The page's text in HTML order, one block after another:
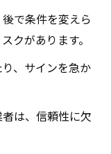
で条件を変えら
クがあります。
、サインを急か
は、信頼性に欠